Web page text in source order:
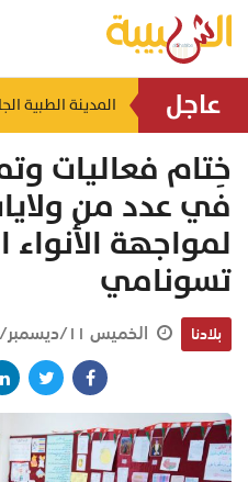
عاجل
خِتام فعاليات
في عدد من
لمواجهة الأنواء
تسونامي
بلادنا الخميس ١١/ديسمبر/٢٠٢٥ ١٤:٥٩ م